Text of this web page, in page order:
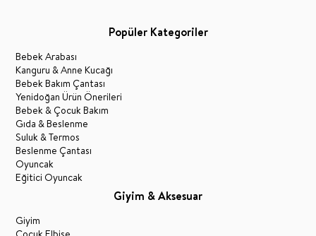
Popüler Kategoriler
Bebek Arabası
Kanguru & Anne Kucağı
Bebek Bakım Çantası
Yenidoğan Ürün Önerileri
Bebek & Çocuk Bakım
Gıda & Beslenme
Suluk & Termos
Beslenme Çantası
Oyuncak
Eğitici Oyuncak
Giyim & Aksesuar
Giyim